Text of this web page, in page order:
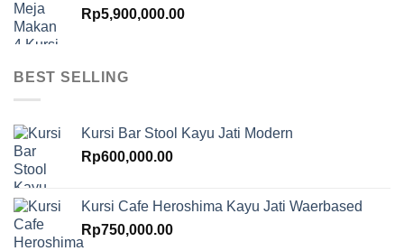
Rp5,900,000.00
BEST SELLING
Kursi Bar Stool Kayu Jati Modern
Rp600,000.00
Kursi Cafe Heroshima Kayu Jati Waerbased
Rp750,000.00